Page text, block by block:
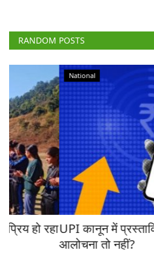
RANDOM POSTS
UPI कानून में प्रस्तावित संशोधन
आलोचना तो नहीं?